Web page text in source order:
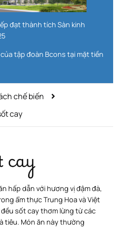
tập đoàn Bcons tại mặt tiền
chế biến
cay
ẩm thực Trung Hoa và Việt
đều sốt cay thơm lừng từ các
tiêu. Món ăn này thường